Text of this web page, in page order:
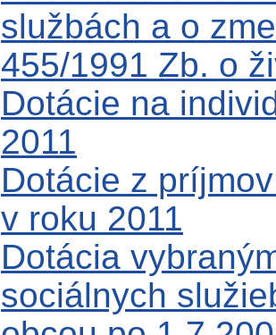
službách a o
455/1991 Zb. o
Dotácie na
2011
Dotácie z
v roku 2011
Dotácia
sociálnych